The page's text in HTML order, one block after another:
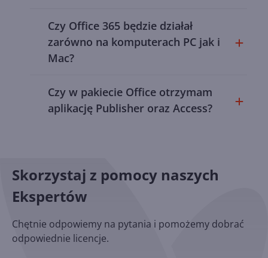
Czy Office 365 będzie działał
zarówno na komputerach PC jak i
Mac?
Czy w pakiecie Office otrzymam
aplikację Publisher oraz Access?
Skorzystaj z pomocy naszych
Ekspertów
Chętnie odpowiemy na pytania i pomożemy dobrać
odpowiednie licencje.